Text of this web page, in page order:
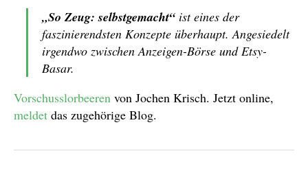
„So Zeug: selbstgemacht“ ist eines der
faszinierendsten Konzepte überhaupt. Angesiedelt
irgendwo zwischen Anzeigen-Börse und Etsy-
Basar.
Vorschusslorbeeren von Jochen Krisch. Jetzt online,
meldet das zugehörige Blog.